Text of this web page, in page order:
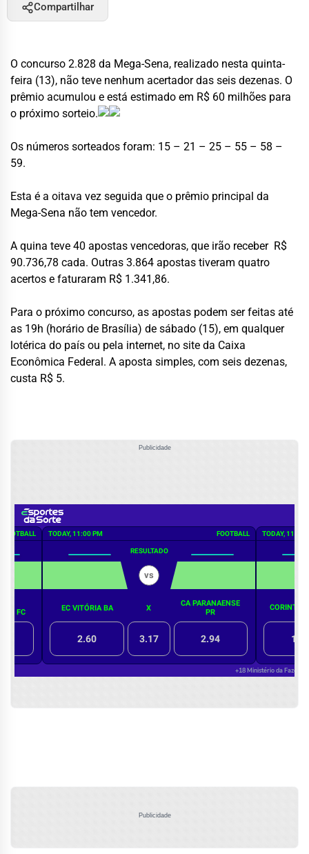
Compartilhar
O concurso 2.828 da Mega-Sena, realizado nesta quinta-
feira (13), não teve nenhum acertador das seis dezenas. O
prêmio acumulou e está estimado em R$ 60 milhões para
o próximo sorteio.
Os números sorteados foram: 15 – 21 – 25 – 55 – 58 –
59.
Esta é a oitava vez seguida que o prêmio principal da
Mega-Sena não tem vencedor.
A quina teve 40 apostas vencedoras, que irão receber R$
90.736,78 cada. Outras 3.864 apostas tiveram quatro
acertos e faturaram R$ 1.341,86.
Para o próximo concurso, as apostas podem ser feitas até
as 19h (horário de Brasília) de sábado (15), em qualquer
lotérica do país ou pela internet, no site da Caixa
Econômica Federal. A aposta simples, com seis dezenas,
custa R$ 5.
Publicidade
Publicidade